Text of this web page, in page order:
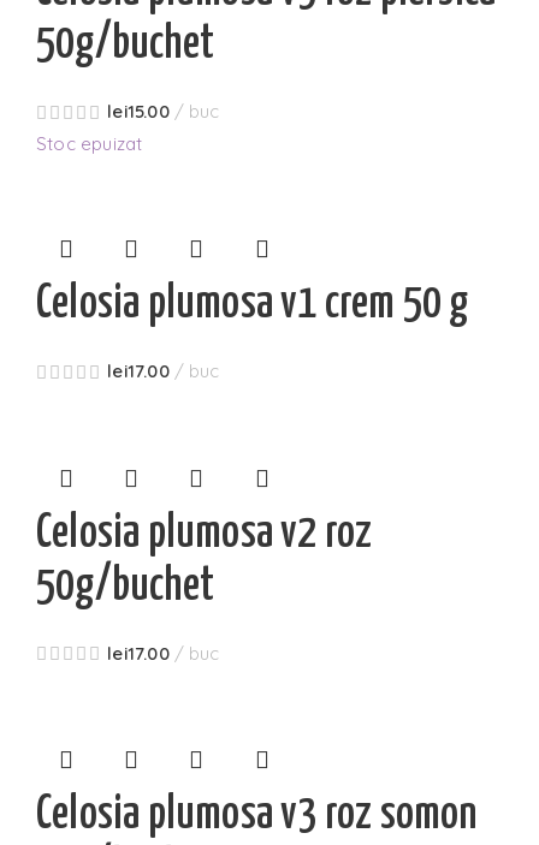
50g/buchet
lei15.00
buc
Stoc epuizat
Celosia plumosa v1 crem 50 g
lei17.00 buc
Celosia plumosa v2 roz
50g/buchet
lei17.00 buc
Celosia plumosa v3 roz somon